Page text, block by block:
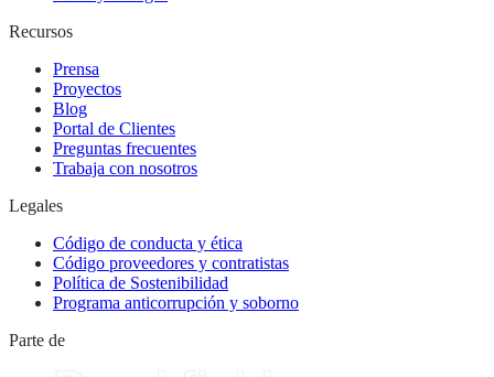
Recursos
Prensa
Proyectos
Blog
Portal de Clientes
Preguntas frecuentes
Trabaja con nosotros
Legales
Código de conducta y ética
Código proveedores y contratistas
Política de Sostenibilidad
Programa anticorrupción y soborno
Parte de